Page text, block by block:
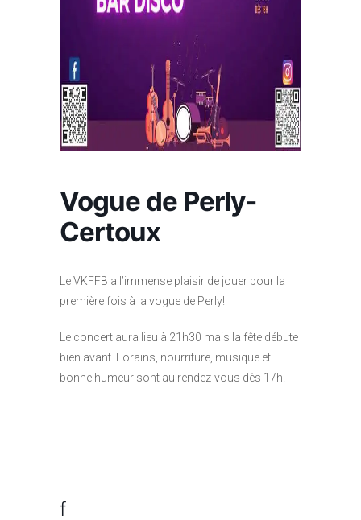
Vogue de Perly-
Certoux
Le VKFFB a l’immense plaisir de jouer pour la
première fois à la vogue de Perly!
Le concert aura lieu à 21h30 mais la fête débute
bien avant. Forains, nourriture, musique et
bonne humeur sont au rendez-vous dès 17h!
f